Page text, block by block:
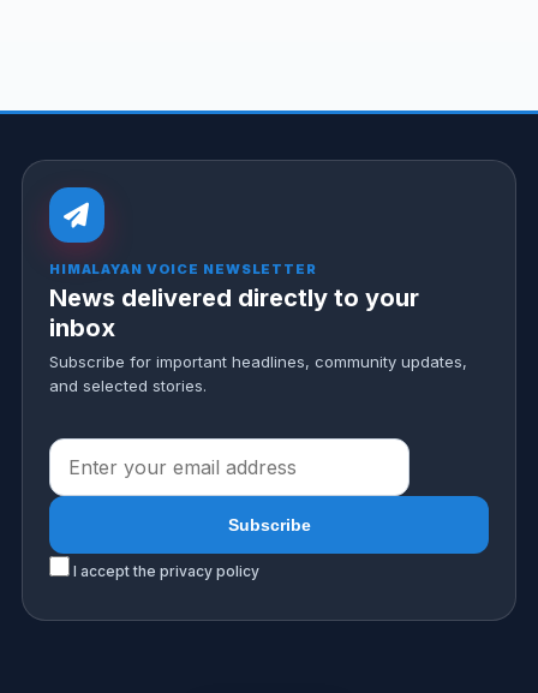
HIMALAYAN VOICE NEWSLETTER
News delivered directly to your
inbox
Subscribe for important headlines, community updates,
and selected stories.
I accept the privacy policy